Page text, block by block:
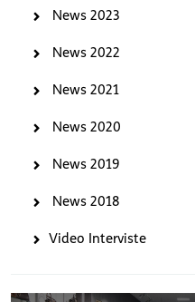
News 2023
News 2022
News 2021
News 2020
News 2019
News 2018
Video Interviste